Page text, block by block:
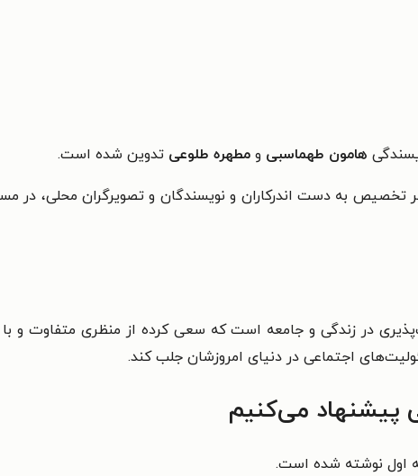
هامون طهماسبی و مطهره طلوعی تدوین شده است.
به دست اندرکاران و نویسندگان و تصویرگران محلی، در
در زندگی و جامعه است که سعی کرده از منظری متفاوت و
اجتماعی در دنیای امروزشان جلب کند.
پیشنهاد می‌کنیم
اول نوشته شده است.